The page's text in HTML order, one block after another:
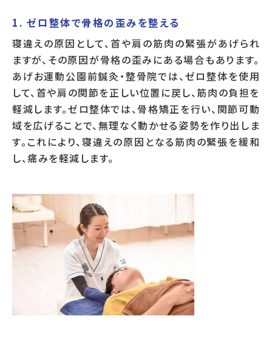
1. ゼロ整体で骨格の歪みを整える
寝違えの原因として、首や肩の筋肉の緊張があげられ
ますが、その原因が骨格の歪みにある場合もあります。
あげお運動公園前鍼灸・整骨院では、ゼロ整体を使用
して、首や肩の関節を正しい位置に戻し、筋肉の負担を
軽減します。ゼロ整体では、骨格矯正を行い、関節可動
域を広げることで、無理なく動かせる姿勢を作り出しま
す。これにより、寝違えの原因となる筋肉の緊張を緩和
し、痛みを軽減します。